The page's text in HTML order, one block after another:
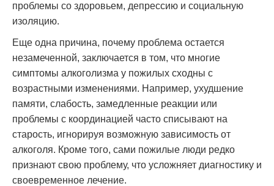
проблемы со здоровьем, депрессию и социальную
изоляцию.
Еще одна причина, почему проблема остается
незамеченной, заключается в том, что многие
симптомы алкоголизма у пожилых сходны с
возрастными изменениями. Например, ухудшение
памяти, слабость, замедленные реакции или
проблемы с координацией часто списывают на
старость, игнорируя возможную зависимость от
алкоголя. Кроме того, сами пожилые люди редко
признают свою проблему, что усложняет диагностику и
своевременное лечение.